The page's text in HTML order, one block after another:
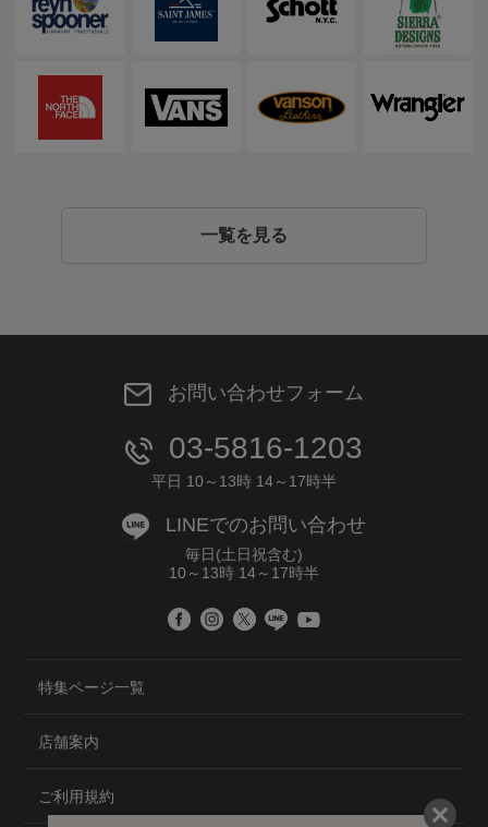
一覧を見る
お問い合わせフォーム
03-5816-1203
平日 10～13時 14～17時半
LINEでのお問い合わせ
毎日(土日祝含む)
10～13時 14～17時半
特集ページ一覧
店舗案内
ご利用規約